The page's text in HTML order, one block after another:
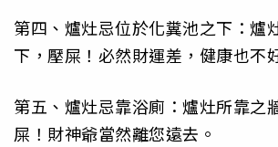
第四、爐灶忌位於化糞池之下：爐
下，壓屎！必然財運差，健康也不
第五、爐灶忌靠浴廁：爐灶所靠之
屎！財神爺當然離您遠去。